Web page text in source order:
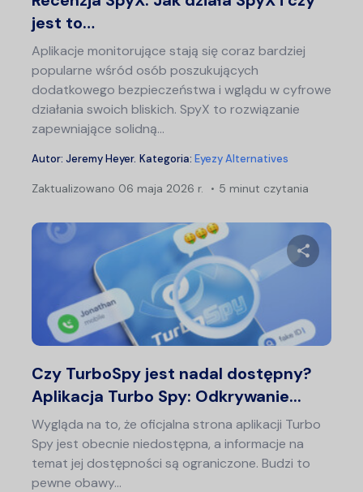
jest to…
Aplikacje monitorujące stają się coraz bardziej
popularne wśród osób poszukujących
dodatkowego bezpieczeństwa i wglądu w cyfrowe
działania swoich bliskich. SpyX to rozwiązanie
zapewniające solidną...
Autor: Jeremy Heyer. Kategoria: Eyezy Alternatives
Zaktualizowano 06 maja 2026 r. 5 minut czytania
Czy TurboSpy jest nadal dostępny?
Aplikacja Turbo Spy: Odkrywanie...
Wygląda na to, że oficjalna strona aplikacji Turbo
Spy jest obecnie niedostępna, a informacje na
temat jej dostępności są ograniczone. Budzi to
pewne obawy...